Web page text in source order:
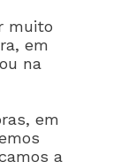
muito
em
na
em
a